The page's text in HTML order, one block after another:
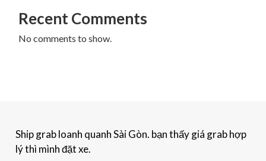
Recent Comments
No comments to show.
Ship grab loanh quanh Sài Gòn. bạn thấy giá grab hợp
lý thì mình đặt xe.